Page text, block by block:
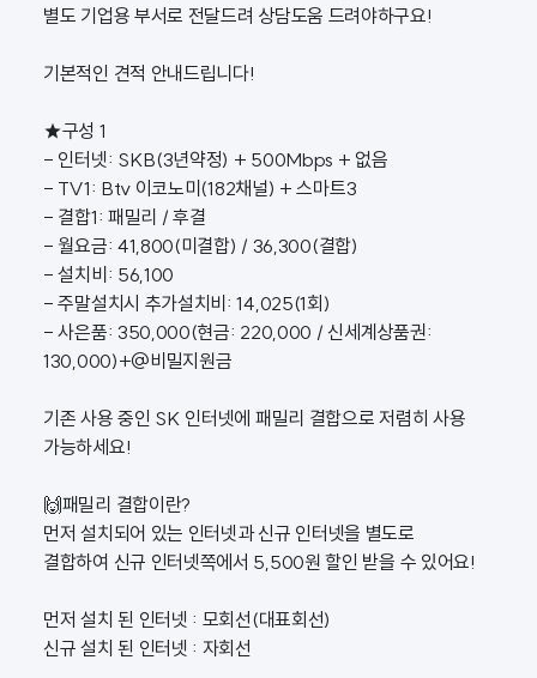
별도 기업용 부서로 전달드려 상담도움 드려야하구요!
기본적인 견적 안내드립니다!
★구성 1
- 인터넷: SKB(3년약정) + 500Mbps + 없음
- TV1: Btv 이코노미(182채널) + 스마트3
- 결합1: 패밀리 / 후결
- 월요금: 41,800(미결합) / 36,300(결합)
- 설치비: 56,100
- 주말설치시 추가설치비: 14,025(1회)
- 사은품: 350,000(현금: 220,000 / 신세계상품권:
130,000)+@비밀지원금
기존 사용 중인 SK 인터넷에 패밀리 결합으로 저렴히 사용
가능하세요!
🙌패밀리 결합이란?
먼저 설치되어 있는 인터넷과 신규 인터넷을 별도로
결합하여 신규 인터넷쪽에서 5,500원 할인 받을 수 있어요!
먼저 설치 된 인터넷 : 모회선(대표회선)
신규 설치 된 인터넷 : 자회선